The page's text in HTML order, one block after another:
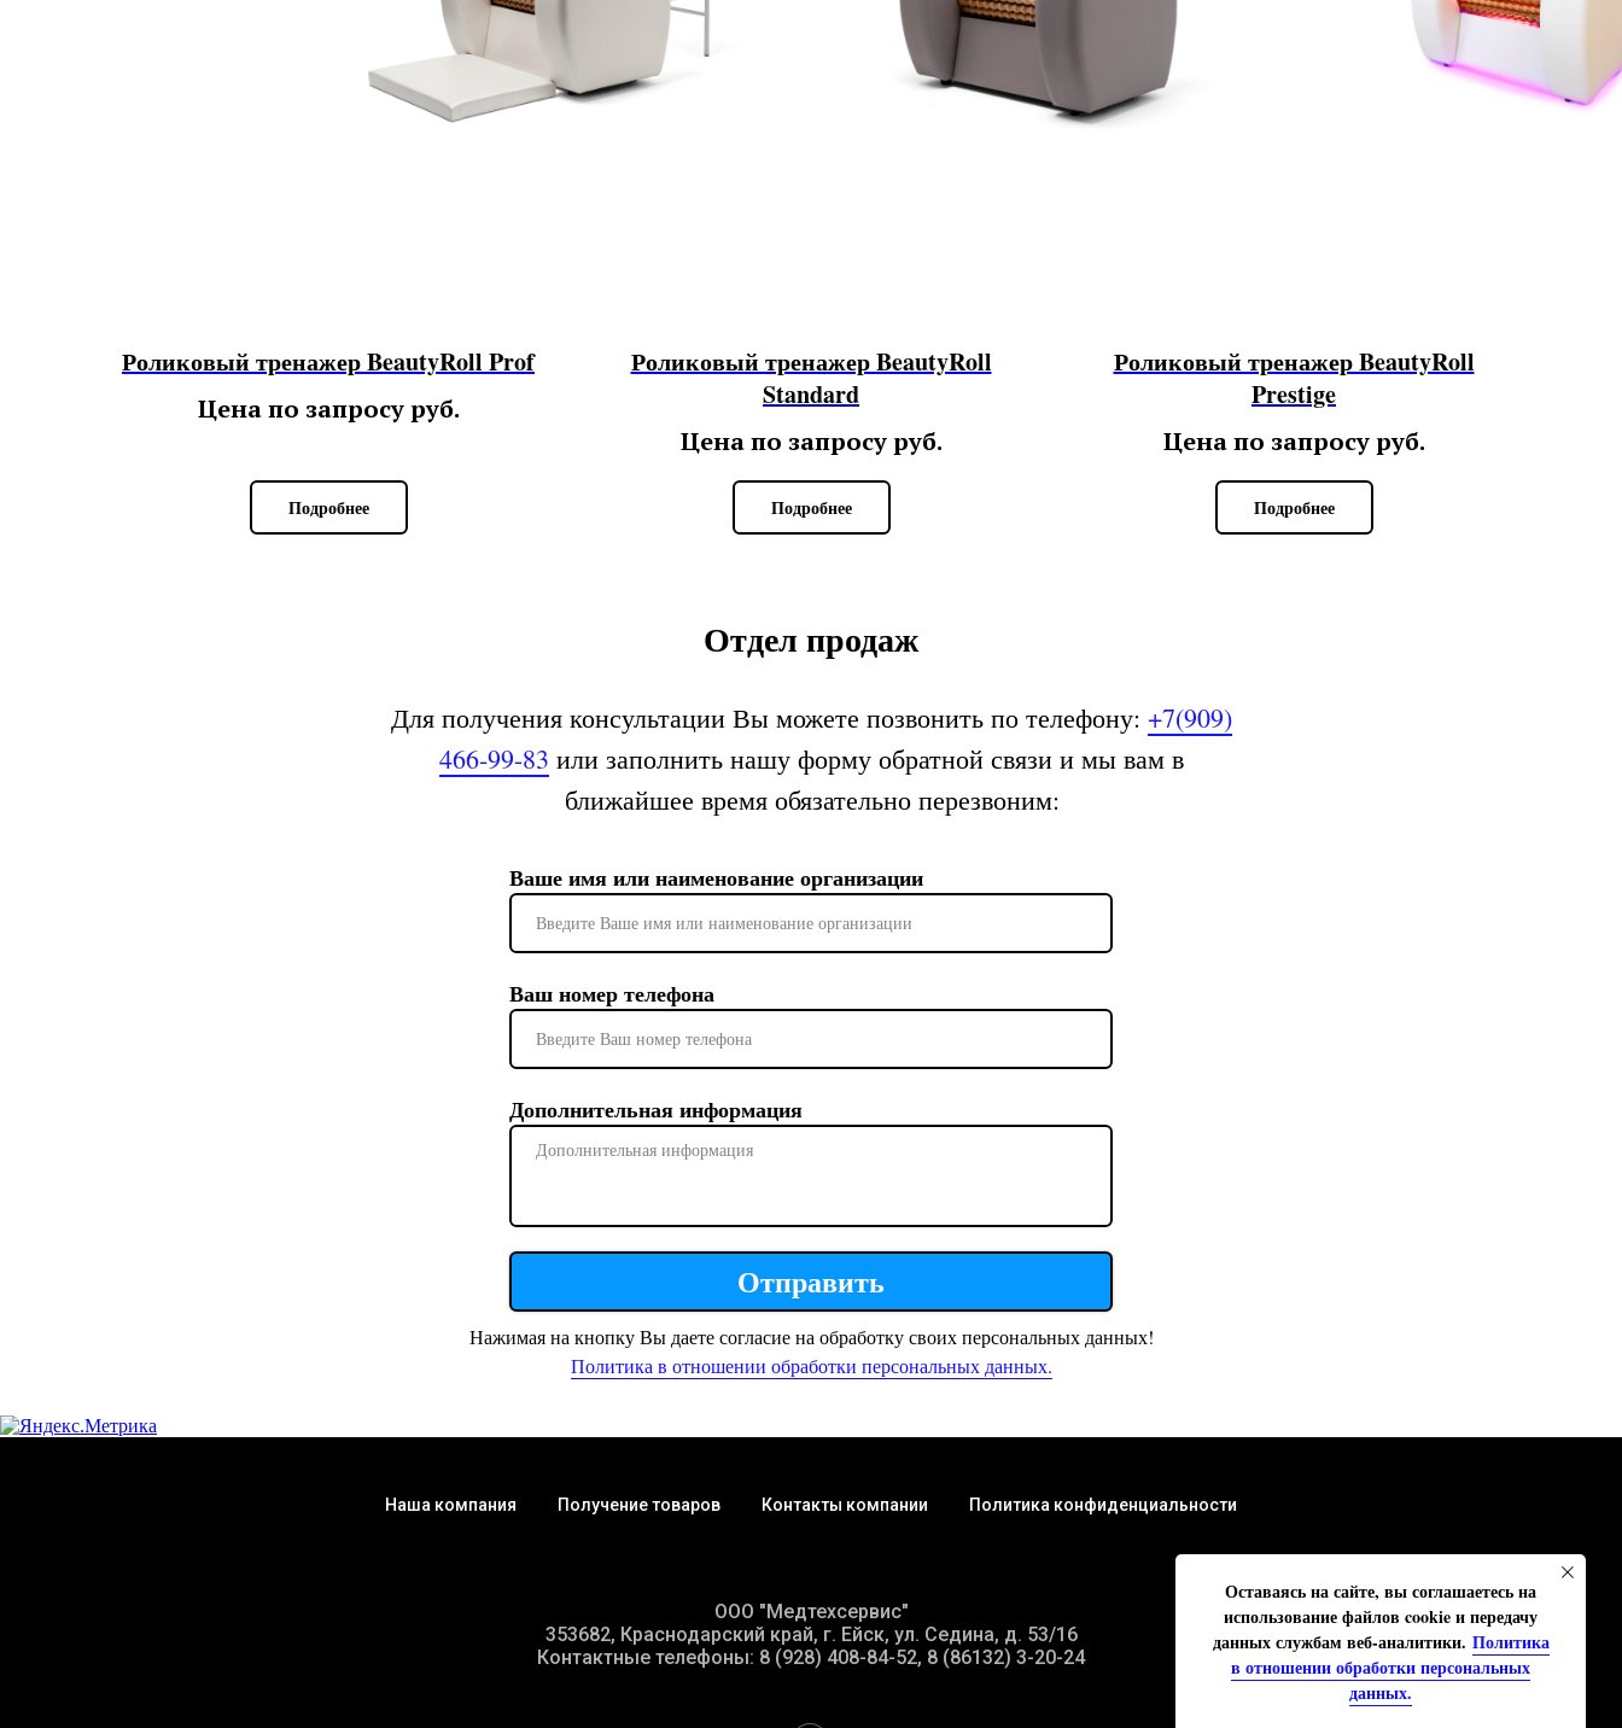
Оставаясь на сайте, вы соглашаетесь на
использование файлов cookie и передачу
данных службам веб-аналитики. Политика
в отношении обработки персональных
данных.
Роликовый тренажер BeautyRoll Prof
Цена по запросу руб.
Подробнее
Роликовый тренажер BeautyRoll
Standard
Цена по запросу руб.
Подробнее
Роликовый тренажер BeautyRoll
Prestige
Цена по запросу руб.
Подробнее
Ваше имя или наименование организации
Ваш номер телефона
Дополнительная информация
Отправить
Для получения консультации Вы можете позвонить по телефону: +7(909)
466-99-83 или заполнить нашу форму обратной связи и мы вам в
ближайшее время обязательно перезвоним:
Отдел продаж
Нажимая на кнопку Вы даете согласие на обработку своих персональных данных!
Политика в отношении обработки персональных данных.
Наша компания Получение товаров Контакты компании Политика конфиденциальности
ООО "Медтехсервис"
353682, Краснодарский край, г. Ейск, ул. Седина, д. 53/16
Контактные телефоны: 8 (928) 408-84-52, 8 (86132) 3-20-24